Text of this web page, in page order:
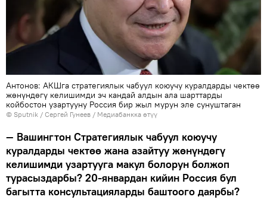
Антонов: АКШга стратегиялык чабуул коюучу куралдарды чектөө
жөнүндөгү келишимди эч кандай алдын ала шарттарды
койбостон узартууну Россия бир жыл мурун эле сунуштаган
© Sputnik / Сергей Гунеев / Медиабанкка өтүү
— Вашингтон Стратегиялык чабуул коюучу
куралдарды чектөө жана азайтуу жөнүндөгү
келишимди узартууга макул болорун болжоп
турасыздарбы? 20-январдан кийин Россия бул
багытта консультацияларды баштоого даярбы?